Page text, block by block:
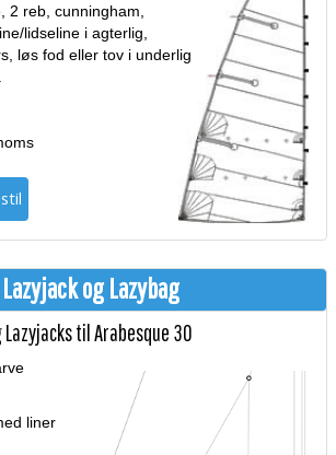
2 reb, cunningham,
lidseline i agterlig,
løs fod eller tov i underlig
Lazyjack og Lazybag
Lazyjacks til Arabesque 30
liner